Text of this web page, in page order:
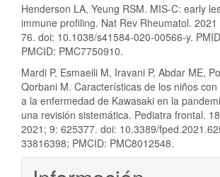
Henderson LA, Yeung RSM. MIS-C: early
immune profiling. Nat Rev Rheumatol.
76. doi: 10.1038/s41584-020-00566-y.
PMCID: PMC7750910.
Mardi P, Esmaeili M, Iravani P, Abdar ME,
Qorbani M. Características de los niños
a la enfermedad de Kawasaki en la
una revisión sistemática. Pediatra frontal.
2021; 9: 625377. doi: 10.3389/
33816398; PMCID: PMC8012548.